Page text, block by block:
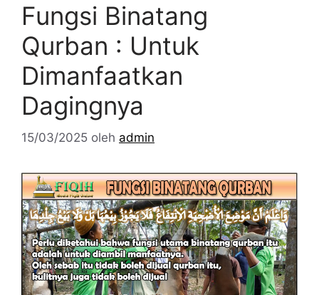
Fungsi Binatang
Qurban : Untuk
Dimanfaatkan
Dagingnya
15/03/2025 oleh admin